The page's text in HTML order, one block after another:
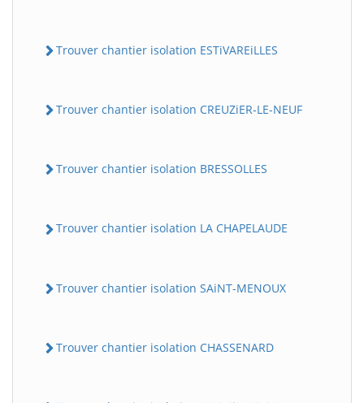
Trouver chantier isolation ESTiVAREiLLES
Trouver chantier isolation CREUZiER-LE-NEUF
Trouver chantier isolation BRESSOLLES
Trouver chantier isolation LA CHAPELAUDE
Trouver chantier isolation SAiNT-MENOUX
Trouver chantier isolation CHASSENARD